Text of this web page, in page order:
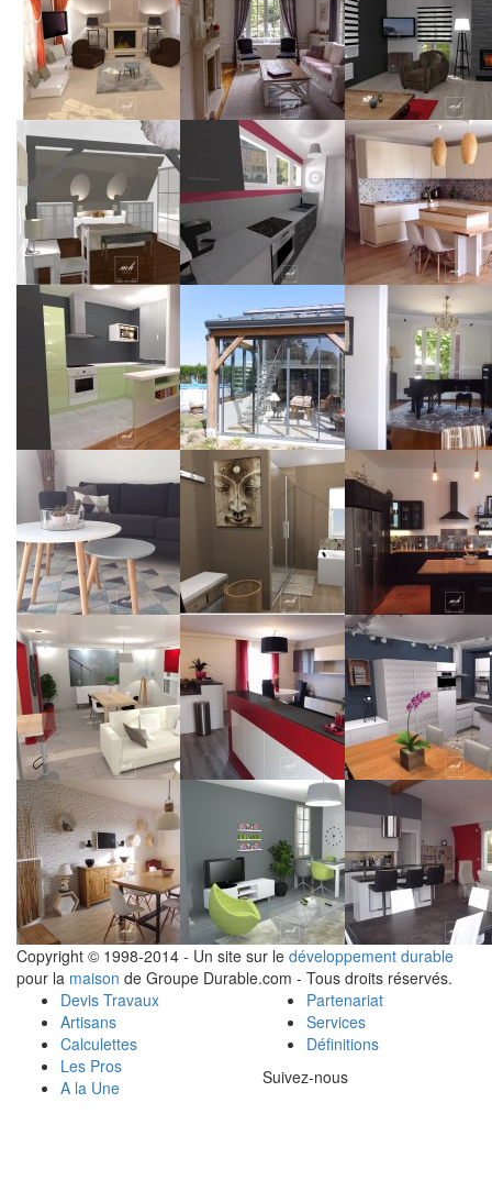
Copyright © 1998-2014 - Un site sur le développement durable
pour la maison de Groupe Durable.com - Tous droits réservés.
Devis Travaux
Artisans
Calculettes
Les Pros
A la Une
Partenariat
Services
Définitions
Suivez-nous